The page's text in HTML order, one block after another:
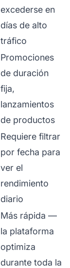
excederse en
días de alto
tráfico
Promociones
de duración
fija,
lanzamientos
de productos
Requiere filtrar
por fecha para
ver el
rendimiento
diario
Más rápida —
la plataforma
optimiza
durante toda la